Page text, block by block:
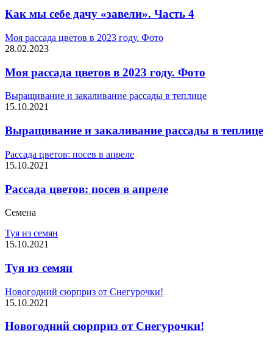
Как мы себе дачу «завели». Часть 4
Моя рассада цветов в 2023 году. Фото
28.02.2023
Моя рассада цветов в 2023 году. Фото
Выращивание и закаливание рассады в теплице
15.10.2021
Выращивание и закаливание рассады в теплице
Рассада цветов: посев в апреле
15.10.2021
Рассада цветов: посев в апреле
Семена
Туя из семян
15.10.2021
Туя из семян
Новогодний сюрприз от Снегурочки!
15.10.2021
Новогодний сюрприз от Снегурочки!